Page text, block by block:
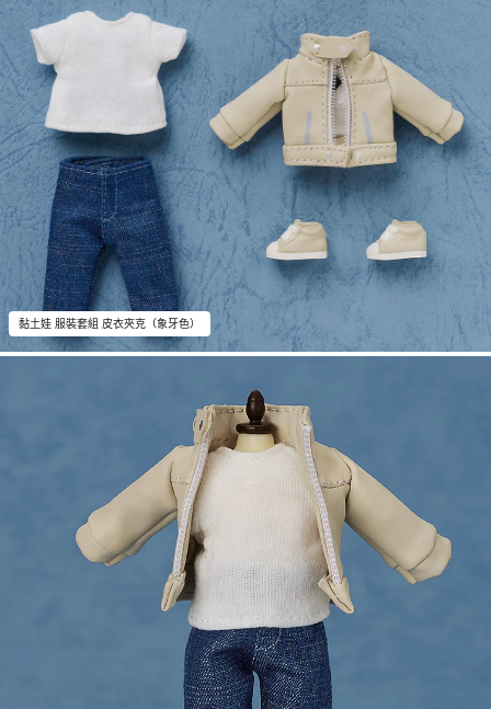
黏土娃 服裝套組 皮衣夾克（象牙色）